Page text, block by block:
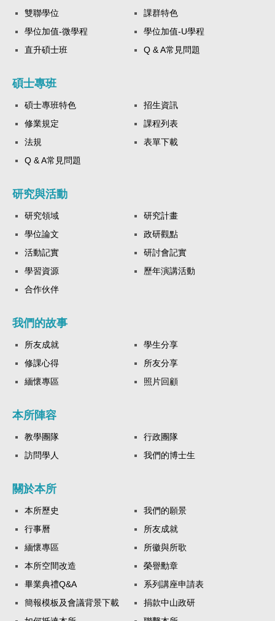
雙聯學位
課群特色
學位加值-微學程
學位加值-U學程
直升碩士班
Q & A常見問題
碩士專班
碩士專班特色
招生資訊
修業規定
課程列表
法規
表單下載
Q & A常見問題
研究與活動
研究領域
研究計畫
學位論文
政研觀點
活動記實
研討會記實
學習資源
歷年演講活動
合作伙伴
我們的故事
所友成就
學生分享
修課心得
所友分享
緬懷專區
照片回顧
本所陣容
教學團隊
行政團隊
訪問學人
我們的博士生
關於本所
本所歷史
我們的願景
行事曆
所友成就
緬懷專區
所徽與所歌
本所空間改造
榮譽勳章
畢業典禮Q&A
系列講座申請表
簡報模板及會議背景下載
捐款中山政研